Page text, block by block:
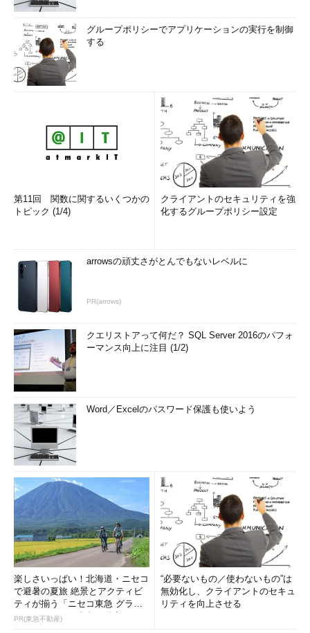
グループポリシーでアプリケーションの実行を制御
する
第11回 関数に関するいくつかの
トピック (1/4)
クライアントのセキュリティを強
化するグループポリシー設定
arrowsの頑丈さがとんでもないレベルに
PR(arrows)
クエリストアって何だ？ SQL Server 2016のパフォ
ーマンス向上に注目 (1/2)
Word／Excelのパスワード保護も使いよう
楽しさいっぱい！北海道・ニセコ
で避暑の夏旅 絶景とアクティビ
ティが揃う「ニセコ東急 グラ
ン・ヒラフ」～東急不動産
PR(東急不動産)
“必要ないもの／使わないもの”は
無効化し、クライアントのセキュ
リティを向上させる